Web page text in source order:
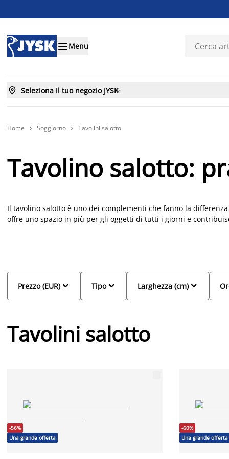
Menu
 Seleziona il tuo negozio JYSK
Home  Soggiorno  Tavolini salotto
Tavolino salotto:
Il tavolino salotto è uno dei complementi che fanno la
offre uno spazio in più per gli oggetti di tutti i giorni e

Prezzo (EUR) 
Tipo 
Larghezza (cm)
Tavolini salotto
-56%
Una grande offerta
-60%
Una grande offerta